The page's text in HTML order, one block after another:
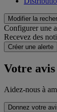
Modifier la
Configurer une
Recevez des
Créer une alerte
Votre avis
Aidez-nous à
Donnez votre